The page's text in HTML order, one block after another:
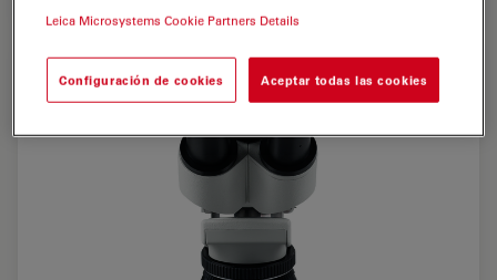
Leica Microsystems Cookie Partners Details
Configuración de cookies Aceptar todas las cookies